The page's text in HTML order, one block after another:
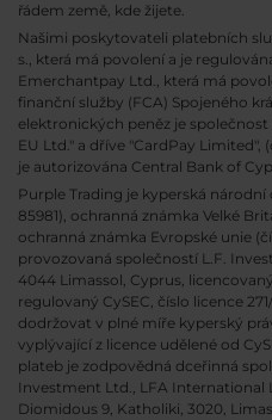
řádem země, kde žijete.
Našimi poskytovateli platebních
s., která má povolení a je
Emerchantpay Ltd., která má
finanční služby (FCA) Spojeného
elektronických peněz je
EU Ltd." a dříve "CardPay Limited",
je autorizována Central Bank of
Purple Trading je kyperská národní
85981), ochranná známka Velké
ochranná známka Evropské unie
provozovaná společností L.F.
4044 Limassol, Cyprus,
regulovaný CySEC, číslo licence
dodržovat v plné míře kyperský
vyplývající z licence udělené od
plateb je zodpovědná dceřinná
Investment Ltd., LFA International
Diomidous 9, Katholiki, 3020,